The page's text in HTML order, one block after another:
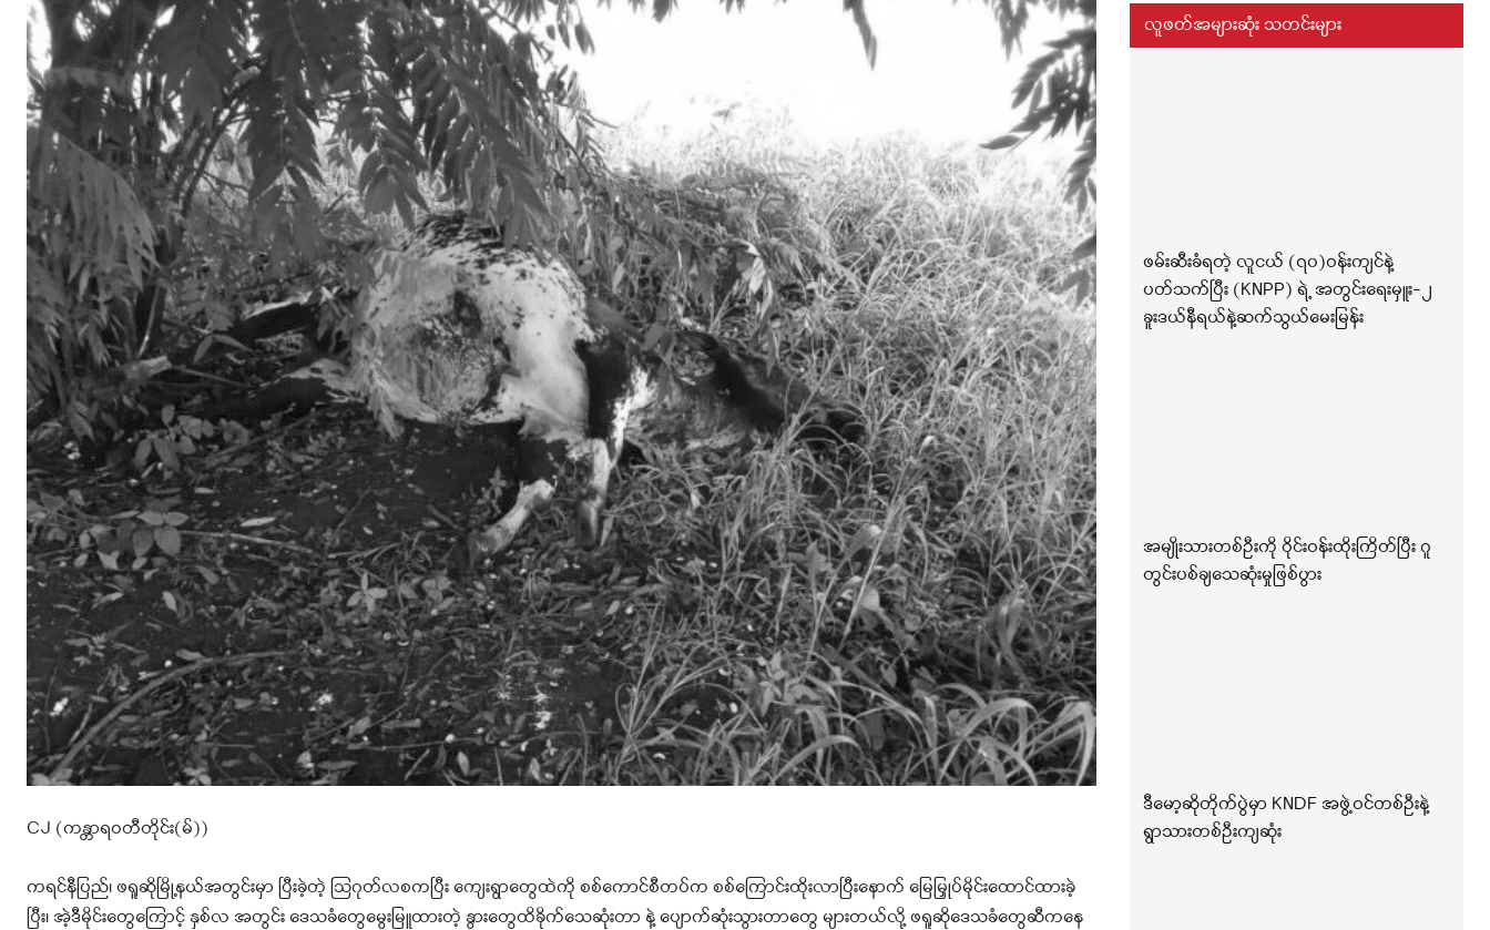
CJ (ကန္တာရဝတီတိုင်း(မ်))
ကရင်နီပြည်၊ ဖရူဆိုမြို့နယ်အတွင်းမှာ ပြီးခဲ့တဲ့ သြဂုတ်လစကပြီး ကျေးရွာတွေထဲကို စစ်ကောင်စီတပ်က စစ်ကြောင်းထိုးလာပြီးနောက် မြေမြှုပ်မိုင်းထောင်ထားခဲ့
ပြီး၊ အဲ့ဒီမိုင်းတွေကြောင့် နှစ်လ အတွင်း ဒေသခံတွေမွေးမြူထားတဲ့ နွားတွေထိခိုက်သေဆုံးတာ နဲ့ ပျောက်ဆုံးသွားတာတွေ များတယ်လို့ ဖရူဆိုဒေသခံတွေဆီကနေ
လူဖတ်အများဆုံး သတင်းများ
ဖမ်းဆီးခံရတဲ့ လူငယ် (၇၀)ဝန်းကျင်နဲ့
ပတ်သက်ပြီး (KNPP) ရဲ့ အတွင်းရေးမှူး-၂
ခူးဒယ်နီရယ်နဲ့ဆက်သွယ်မေးမြန်း
အမျိုးသားတစ်ဦးကို ဝိုင်းဝန်းထိုးကြိတ်ပြီး ဂူ
တွင်းပစ်ချသေဆုံးမှုဖြစ်ပွား
ဒီမော့ဆိုတိုက်ပွဲမှာ KNDF အဖွဲ့ဝင်တစ်ဦးနဲ့
ရွာသားတစ်ဦးကျဆုံး